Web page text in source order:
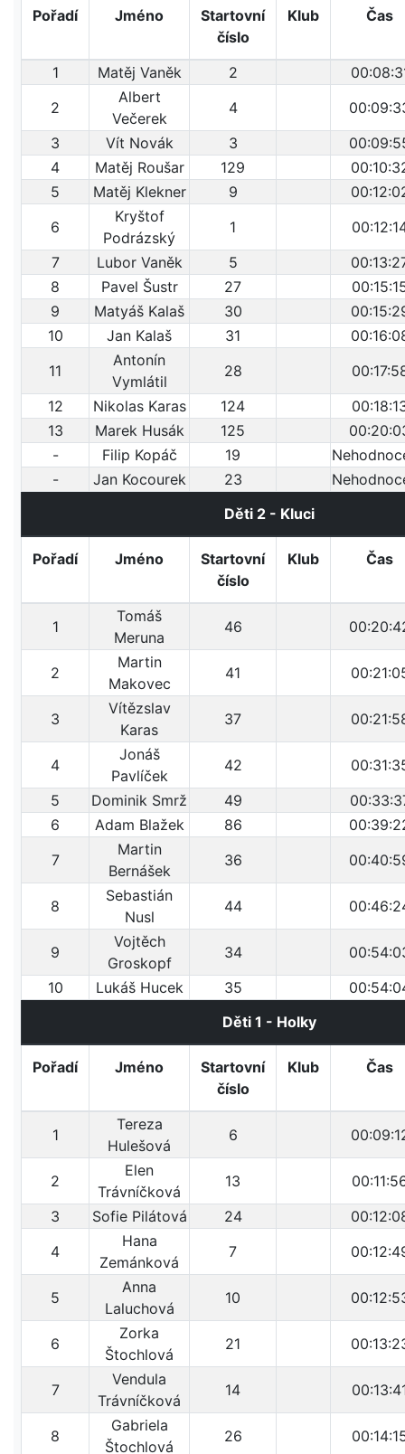
Pořadí Jméno
Startovní
číslo
Klub Čas
1 Matěj Vaněk 2
2
Albert
Večerek
4
3
Vít Novák 3
4
Matěj Roušar 129
5
Matěj Klekner 9
6
Kryštof
Podrázský
1
7
Lubor Vaněk 5
8
Pavel Šustr 27
9
Matyáš Kalaš 30
10
Jan Kalaš 31
11
Antonín
Vymlátil
28
12
Nikolas Karas 124
13
Marek Husák 125
-
Filip Kopáč 19
-
Jan Kocourek 23
Děti 2 - Kluci
Pořadí Jméno
Startovní
číslo
Klub Čas
1
Tomáš
Meruna
46
2
Martin
Makovec
41
3
Vítězslav
Karas
37
4
Jonáš
Pavlíček
42
5
Dominik Smrž 49
6
Adam Blažek 86
7
Martin
Bernášek
36
8
Sebastián
Nusl
44
9
Vojtěch
Groskopf
34
10
Lukáš Hucek 35
Děti 1 - Holky
Pořadí Jméno
Startovní
číslo
Klub Čas
1
Tereza
Hulešová
6
2
Elen
Trávníčková
13
3
Sofie Pilátová 24
4
Hana
Zemánková
7
5
Anna
Laluchová
10
6
Zorka
Štochlová
21
7
Vendula
Trávníčková
14
8
Gabriela
Štochlová
26